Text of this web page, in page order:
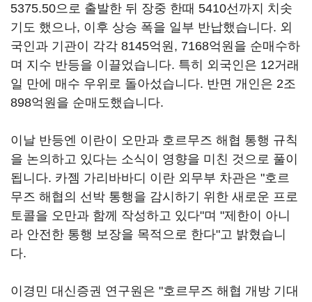
5375.50으로 출발한 뒤 장중 한때 5410선까지 치솟
기도 했으나, 이후 상승 폭을 일부 반납했습니다. 외
국인과 기관이 각각 8145억원, 7168억원을 순매수하
며 지수 반등을 이끌었습니다. 특히 외국인은 12거래
일 만에 매수 우위로 돌아섰습니다. 반면 개인은 2조
898억원을 순매도했습니다.
이날 반등엔 이란이 오만과 호르무즈 해협 통행 규칙
을 논의하고 있다는 소식이 영향을 미친 것으로 풀이
됩니다. 카젬 가리바바디 이란 외무부 차관은 "호르
무즈 해협의 선박 통행을 감시하기 위한 새로운 프로
토콜을 오만과 함께 작성하고 있다"며 "제한이 아니
라 안전한 통행 보장을 목적으로 한다"고 밝혔습니
다.
이경민 대신증권 연구원은 "호르무즈 해협 개방 기대